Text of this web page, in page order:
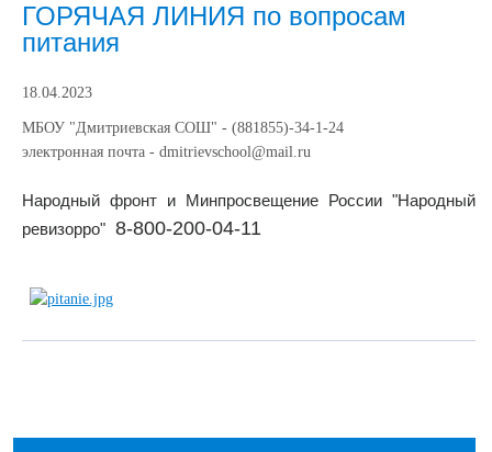
ГОРЯЧАЯ ЛИНИЯ по вопросам
питания
18.04.2023
МБОУ "Дмитриевская СОШ" - (881855)-34-1-24
электронная почта - dmitrievschool@mail.ru
Народный фронт и Минпросвещение России "Народный
ревизорро" 8-800-200-04-11